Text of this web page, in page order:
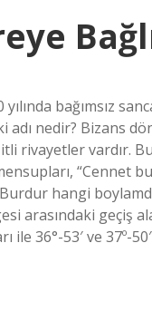
bağımsız
nedir? Bizans
rivayetler vardır.
“Cennet
hangi
arasındaki geçiş
ile 36°-53′ ve 37º-